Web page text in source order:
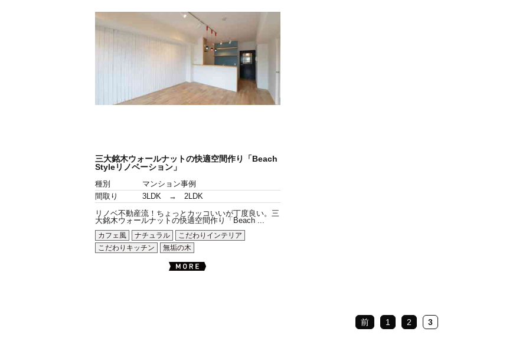
三大銘木ウォールナットの快適空間作り「Beach
Styleリノベーション」
種別
マンション事例
間取り
3LDK → 2LDK
リノベ不動産流！ちょっとカッコいいが丁度良い。三
大銘木ウォールナットの快適空間作り「Beach ...
カフェ風
ナチュラル
こだわりインテリア
こだわりキッチン
無垢の木
前 1 2 3